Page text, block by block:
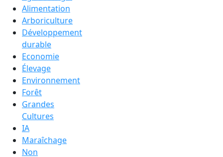
Alimentation
Arboriculture
Développement
durable
Economie
Élevage
Environnement
Forêt
Grandes
Cultures
IA
Maraîchage
Non